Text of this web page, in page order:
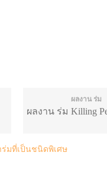
ผลงาน ร่ม
ผลงาน ร่ม Killing
ร่มที่เป็นชนิดพิเศษ